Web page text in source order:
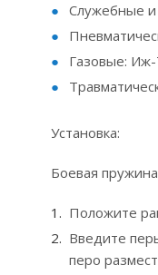
Служебные
Газовые:
Установка:
Боевая
Положите
Введите
перо